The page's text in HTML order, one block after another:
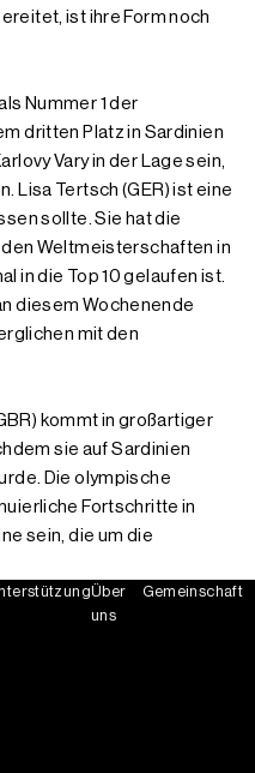
ist ihre Form noch
Nummer 1 der
dritten Platz in Sardinien
Vary in der Lage sein,
Lisa Tertsch (GER) ist eine
sollte. Sie hat die
Weltmeisterschaften in
in die Top 10 gelaufen ist.
diesem Wochenende
mit den
kommt in großartiger
sie auf Sardinien
Die olympische
Fortschritte in
sein, die um die
Über
uns
Gemeinschaft